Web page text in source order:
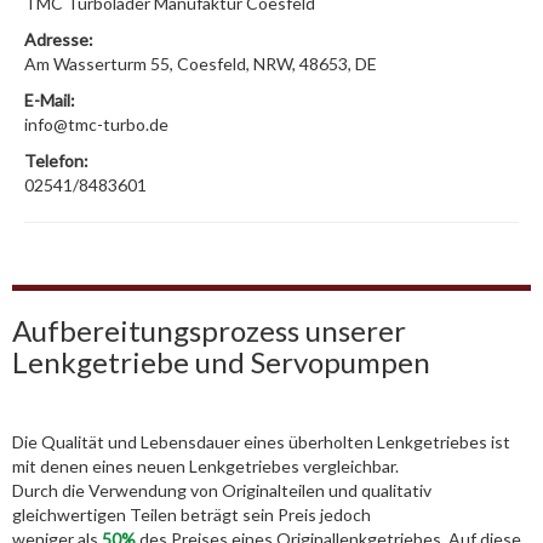
Adresse:
Am Wasserturm 55, Coesfeld, NRW, 48653, DE
E-Mail:
info@tmc-turbo.de
Telefon:
02541/8483601
Aufbereitungsprozess unserer
Lenkgetriebe und Servopumpen
Die Qualität und Lebensdauer eines überholten Lenkgetriebes ist
mit denen eines neuen Lenkgetriebes vergleichbar.
Durch die Verwendung von Originalteilen und qualitativ
gleichwertigen Teilen beträgt sein Preis jedoch
weniger als 50%des Preises eines Originallenkgetriebes. Auf diese